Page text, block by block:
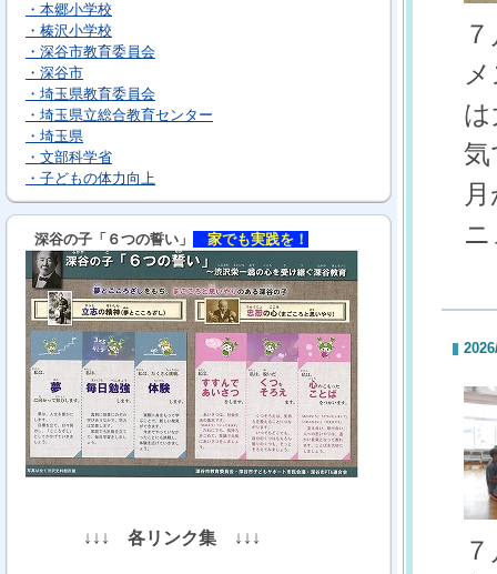
・本郷小学校
・榛沢小学校
・深谷市教育委員会
・深谷市
・埼玉県教育委員会
・埼玉県立総合教育センター
・埼玉県
・文部科学省
・子どもの体力向上
深谷の子「６つの誓い」 家でも実践を！
↓↓↓ 各リンク集 ↓↓↓
気